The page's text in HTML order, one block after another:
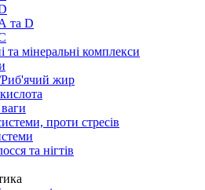
та D
та мінеральні комплекси
жир
проти стресів
та нігтів